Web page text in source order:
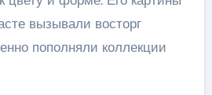
вызывали восторг
пополняли коллекции